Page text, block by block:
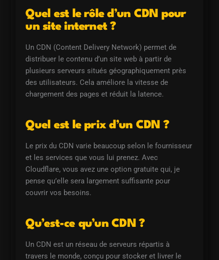
Quel est le rôle d’un CDN pour
un site internet ?
Un CDN (Content Delivery Network) permet de
distribuer le contenu d’un site web à partir de
plusieurs serveurs situés géographiquement près
des utilisateurs. Cela améliore la vitesse de
chargement des pages et réduit la latence.
Quel est le prix d’un CDN ?
Le prix du CDN varie beaucoup selon le fournisseur
et les services que vous lui prenez. Avec
Cloudflare, vous avez une option gratuite qui, je
pense qu’elle sera largement suffisante pour
couvrir vos besoins.
Qu’est-ce qu’un CDN ?
Un CDN est un réseau de serveurs répartis à
travers le monde, conçu pour stocker et livrer le